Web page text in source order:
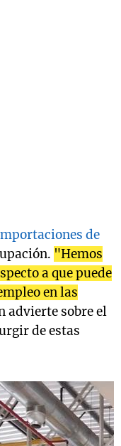
de
"Hemos
a que puede
en las
advierte sobre el
de estas